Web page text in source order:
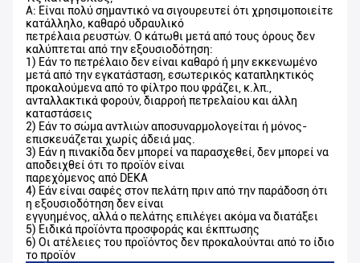
Α: Είναι πολύ σημαντικό να σιγουρευτεί ότι χρησιμοποιείτε
κατάλληλο, καθαρό υδραυλικό
πετρέλαια ρευστών. Ο κάτωθι μετά από τους όρους δεν
καλύπτεται από την εξουσιοδότηση:
1) Εάν το πετρέλαιο δεν είναι καθαρό ή μην εκκενωμένο
μετά από την εγκατάσταση, εσωτερικός καταπληκτικός
προκαλούμενα από το φίλτρο που φράζει, κ.λπ.,
ανταλλακτικά φορούν, διαρροή πετρελαίου και άλλη
καταστάσεις
2) Εάν το σώμα αντλιών αποσυναρμολογείται ή μόνος-
επισκευάζεται χωρίς άδειά μας.
3) Εάν η πινακίδα δεν μπορεί να παρασχεθεί, δεν μπορεί να
αποδειχθεί ότι το προϊόν είναι
παρεχόμενος από DEKA
4) Εάν είναι σαφές στον πελάτη πριν από την παράδοση ότι
η εξουσιοδότηση δεν είναι
εγγυημένος, αλλά ο πελάτης επιλέγει ακόμα να διατάξει
5) Ειδικά προϊόντα προσφοράς και έκπτωσης
6) Οι ατέλειες του προϊόντος δεν προκαλούνται από το ίδιο
το προϊόν